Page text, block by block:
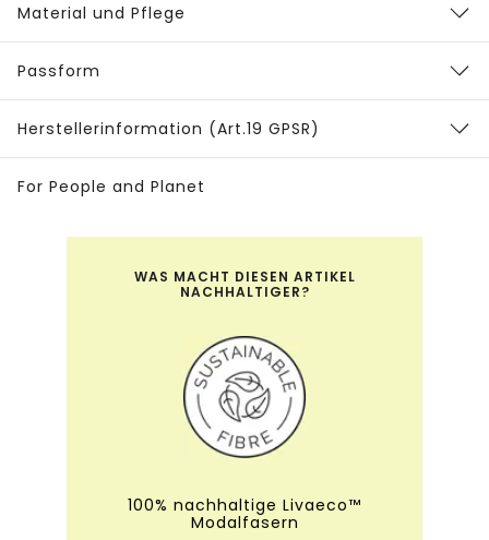
Material und Pflege
Passform
Herstellerinformation (Art.19 GPSR)
For People and Planet
WAS MACHT DIESEN ARTIKEL
NACHHALTIGER?
100% nachhaltige Livaeco™
Modalfasern